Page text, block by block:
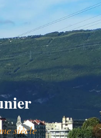
siècle